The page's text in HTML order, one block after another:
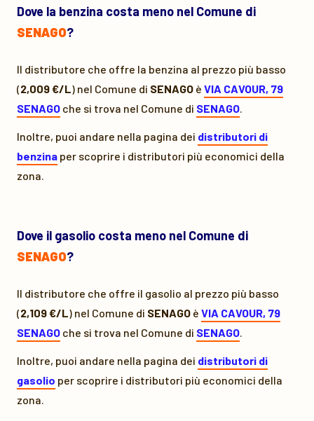
Dove la benzina costa meno nel Comune di
SENAGO?
Il distributore che offre la benzina al prezzo più basso
(2,009 €/L) nel Comune di SENAGO è VIA CAVOUR, 79
SENAGO che si trova nel Comune di SENAGO.
Inoltre, puoi andare nella pagina dei distributori di
benzina per scoprire i distributori più economici della
zona.
Dove il gasolio costa meno nel Comune di
SENAGO?
Il distributore che offre il gasolio al prezzo più basso
(2,109 €/L) nel Comune di SENAGO è VIA CAVOUR, 79
SENAGO che si trova nel Comune di SENAGO.
Inoltre, puoi andare nella pagina dei distributori di
gasolio per scoprire i distributori più economici della
zona.